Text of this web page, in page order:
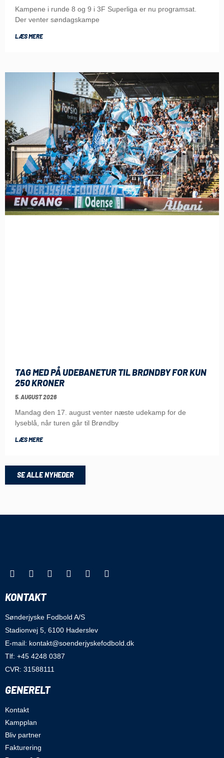
Kampene i runde 8 og 9 i 3F Superliga er nu programsat.
Der venter søndagskampe
LÆS MERE
TAG MED PÅ UDEBANETUR TIL BRØNDBY FOR KUN
250 KRONER
5. AUGUST 2026
Mandag den 17. august venter næste udekamp for de
lyseblå, når turen går til Brøndby
LÆS MERE
SE ALLE NYHEDER
KONTAKT
Sønderjyske Fodbold A/S
Stadionvej 5, 6100 Haderslev
E-mail: kontakt@soenderjyskefodbold.dk
Tlf: +45 4248 0387
CVR: 31588111
GENERELT
Kontakt
Kampplan
Bliv partner
Fakturering